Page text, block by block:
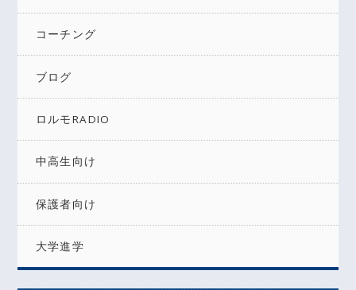
コーチング
ブログ
ロルモRADIO
中高生向け
保護者向け
大学進学